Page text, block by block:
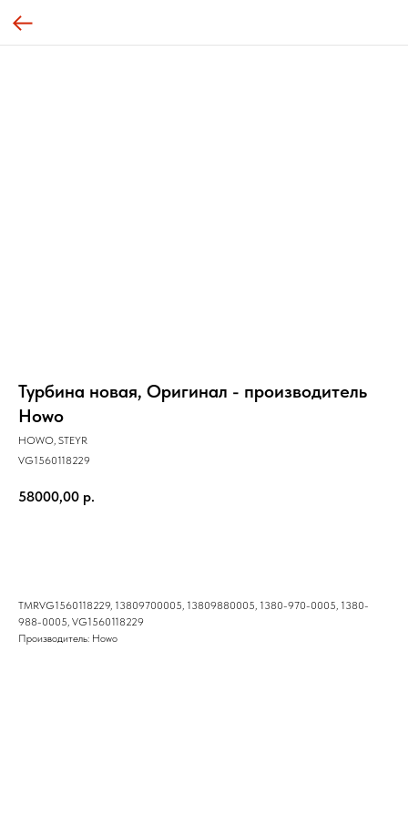
Турбина новая, Оригинал - производитель
Howo
HOWO, STEYR
VG1560118229
58000,00 р.
TMRVG1560118229, 13809700005, 13809880005, 1380-970-0005, 1380-
988-0005, VG1560118229
Производитель: Howo